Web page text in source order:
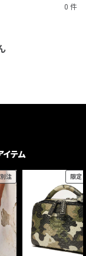
0 件
イテム
別注 限定